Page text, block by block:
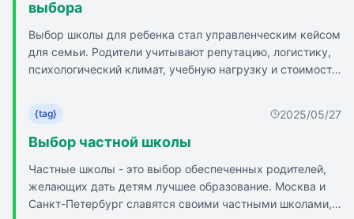
выбора
Выбор школы для ребенка стал управленческим кейсом
для семьи. Родители учитывают репутацию, логистику,
психологический климат, учебную нагрузку и стоимость
унифицированный стандарт, частные школы - гибкую
альтернативу. Частные школы существуют как
коммерческие предприятия, конкурирующие за
школы модернизировать инфраструктуру и внедрять
технологии. Качество распределения времени и
нагрузка на учеников являются ключевыми факторами
{tag} 2025/05/27
Выбор частной школы
Частные школы - это выбор обеспеченных родителей,
желающих дать детям лучшее образование. Москва и
Санкт-Петербург славятся своими частными школами, а